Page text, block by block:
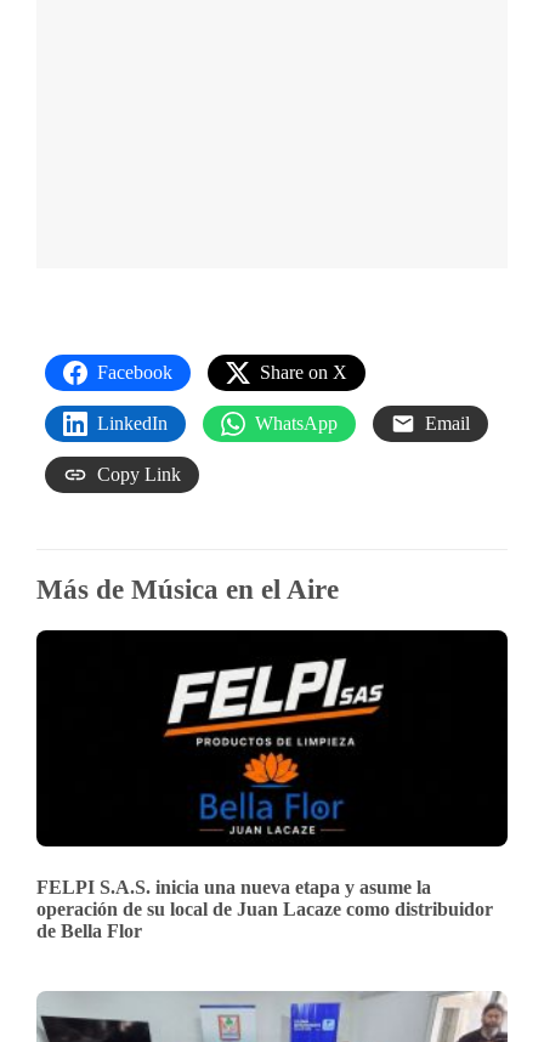
Facebook Share on X
LinkedIn WhatsApp Email
Copy Link
Más de Música en el Aire
FELPI S.A.S. inicia una nueva etapa y asume la
operación de su local de Juan Lacaze como distribuidor
de Bella Flor